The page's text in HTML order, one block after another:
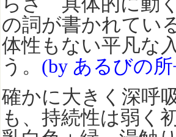
の詞が書かれてい
体性もない平凡な
う。 (by あるびの
確かに大きく深呼
も、持続性は弱く